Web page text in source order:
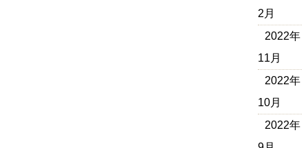
2月
2022年
11月
2022年
10月
2022年